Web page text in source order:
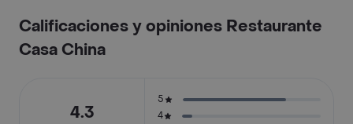
Calificaciones y opiniones Restaurante
Casa China
4.3
5
4